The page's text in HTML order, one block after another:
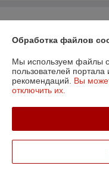
Юридическое лицо:ООО
Регистрационный номер
УНП: 190706808
Регистрационный орган:
Дата регистрации
Местонахождение книги
Обработка файлов
Мы используем файлы
пользователей
рекомендаций. Вы
отключить их.